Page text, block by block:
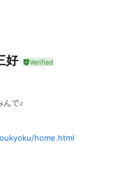
好
んで♪
home.html